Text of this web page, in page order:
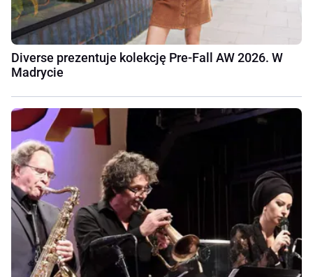
Diverse prezentuje kolekcję Pre-Fall AW 2026. W
Madrycie